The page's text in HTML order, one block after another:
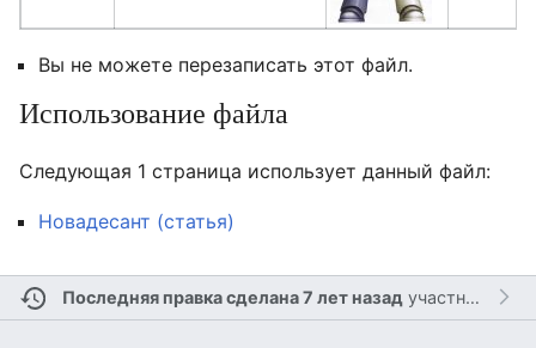
Вы не можете перезаписать этот файл.
Использование файла
Следующая 1 страница использует данный файл:
Новадесант (статья)
Последняя правка сделана 7 лет назадучастником